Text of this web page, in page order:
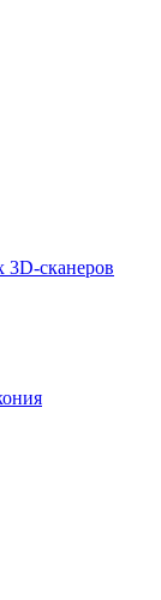
сканеров